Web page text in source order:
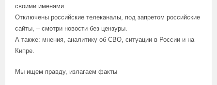
своими именами.
Отключены российские телеканалы, под запретом российские
сайты, – смотри новости без цензуры.
А также: мнения, аналитику об СВО, ситуации в России и на
Кипре.
Мы ищем правду, излагаем факты